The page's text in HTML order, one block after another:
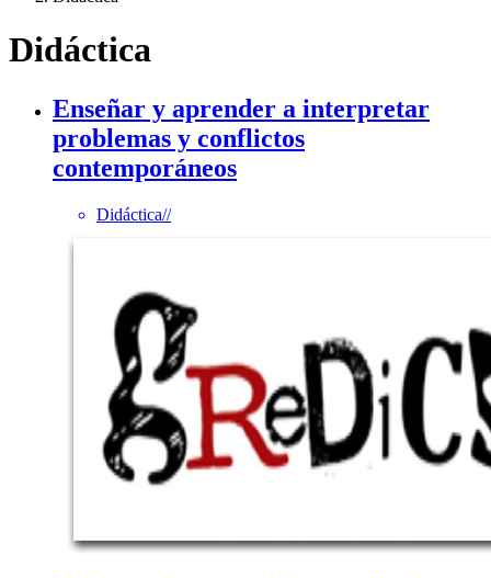
Didáctica
Enseñar y aprender a interpretar
problemas y conflictos
contemporáneos
Didáctica//